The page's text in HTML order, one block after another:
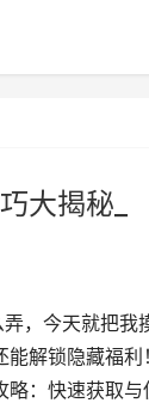
大揭秘_
，今天就把我
解锁隐藏福
：快速获取与